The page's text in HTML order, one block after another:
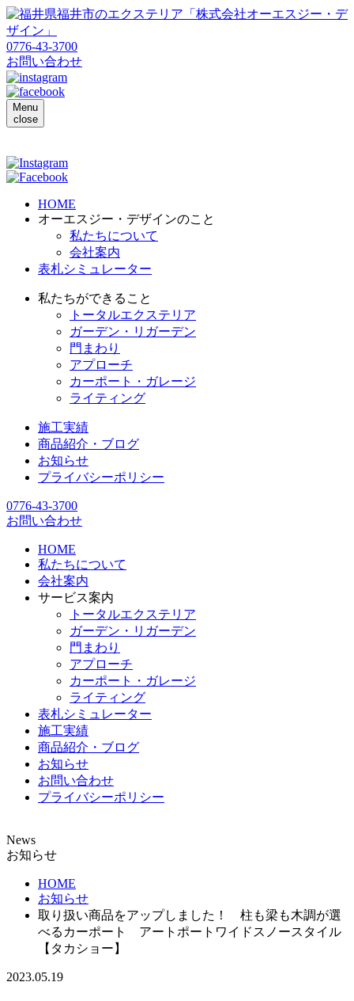
0776-43-3700
お問い合わせ
Menu
close
HOME
オーエスジー・デザインのこと
私たちについて
会社案内
表札シミュレーター
私たちができること
トータルエクステリア
ガーデン・リガーデン
門まわり
アプローチ
カーポート・ガレージ
ライティング
施工実績
商品紹介・ブログ
お知らせ
プライバシーポリシー
0776-43-3700
お問い合わせ
HOME
私たちについて
会社案内
サービス案内
トータルエクステリア
ガーデン・リガーデン
門まわり
アプローチ
カーポート・ガレージ
ライティング
表札シミュレーター
施工実績
商品紹介・ブログ
お知らせ
お問い合わせ
プライバシーポリシー
News
お知らせ
HOME
お知らせ
取り扱い商品をアップしました！ 柱も梁も木調が選
べるカーポート アートポートワイドスノースタイル
【タカショー】
2023.05.19